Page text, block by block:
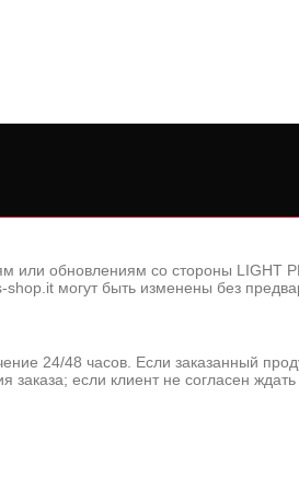
или обновлениям со стороны LIGHT
могут быть изменены без
24/48 часов. Если заказанный
если клиент не согласен